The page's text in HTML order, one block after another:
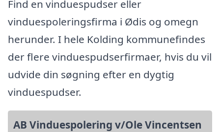
Find en vinduespudser eller
vinduespoleringsfirma i Ødis og omegn
herunder. I hele Kolding kommunefindes
der flere vinduespudserfirmaer, hvis du vil
udvide din søgning efter en dygtig
vinduespudser.
AB Vinduespolering v/Ole Vincentsen